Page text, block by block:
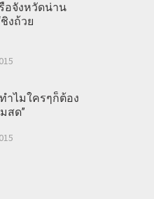
อจังหวัดน่าน
งถ้วย
ำไมใครๆก็ต้อง
สด”